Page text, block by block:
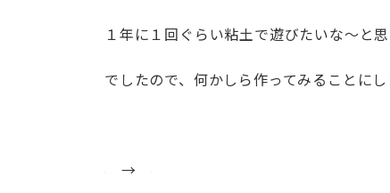
１年に１回ぐらい粘土で遊びたいな～と
でしたので、何かしら作ってみることにし
→